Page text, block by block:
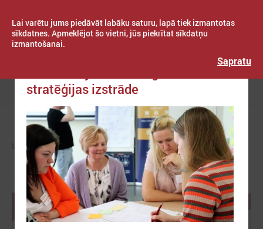
Lai varētu jums piedāvāt labāku saturu, lapā tiek izmantotas
sīkdatnes. Apmeklējot šo vietni, jūs piekrītat sīkdatņu
izmantošanai.
Sapratu
Izvēlne
ZIŅAS PAŠVALDĪBĀS
stratēģijas izstrāde